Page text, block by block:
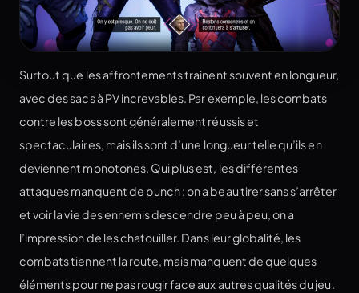
Surtout que les affrontements trainent souvent en longueur,
avec des sacs à PV increvables. Par exemple, les combats
contre les boss sont généralement réussis et
spectaculaires, mais ils sont d’une longueur telle qu’ils en
deviennent monotones. Qui plus est, les différentes
attaques manquent de punch : on a beau tirer sans s’arrêter
et voir la vie des ennemis descendre peu à peu, on a
l’impression de les chatouiller. Dans leur globalité, les
combats tiennent la route, mais manquent de quelques
éléments pour ne pas rougir face aux autres qualités du jeu.